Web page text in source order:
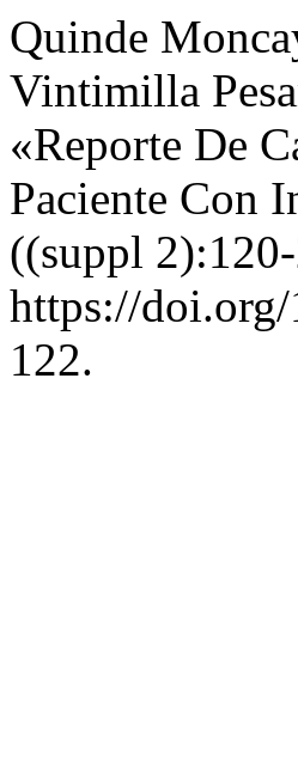
Quinde
Vintimilla
«Reporte De
Paciente Con
((suppl
https://
122.